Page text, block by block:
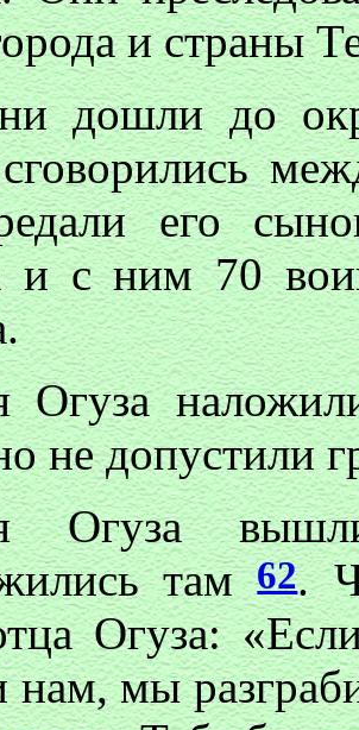
и страны
дошли до
его
и с ним 70
Огуза
не допустили
Огуза
там62.
Огуза:
нам, мы